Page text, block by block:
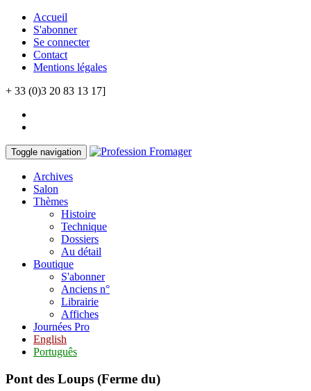
Accueil
S'abonner
Se connecter
Contact
Mentions légales
+ 33 (0)3 20 83 13 17]
Toggle navigation
Archives
Salon
Thèmes
Histoire
Technique
Dossiers
Au détail
Boutique
S'abonner
Anciens n°
Librairie
Affiches
Journées Pro
English
Português
Pont des Loups (Ferme du)